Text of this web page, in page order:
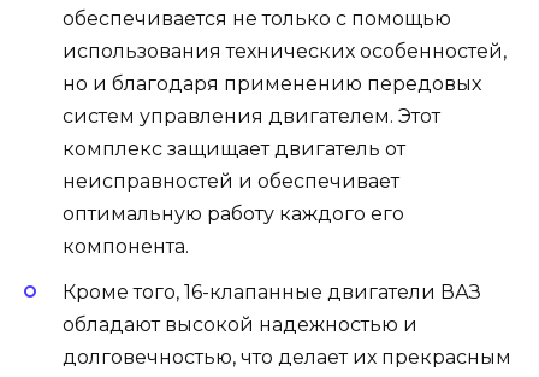
обеспечивается не только с помощью
использования технических особенностей,
но и благодаря применению передовых
систем управления двигателем. Этот
комплекс защищает двигатель от
неисправностей и обеспечивает
оптимальную работу каждого его
компонента.
Кроме того, 16-клапанные двигатели ВАЗ
обладают высокой надежностью и
долговечностью, что делает их прекрасным